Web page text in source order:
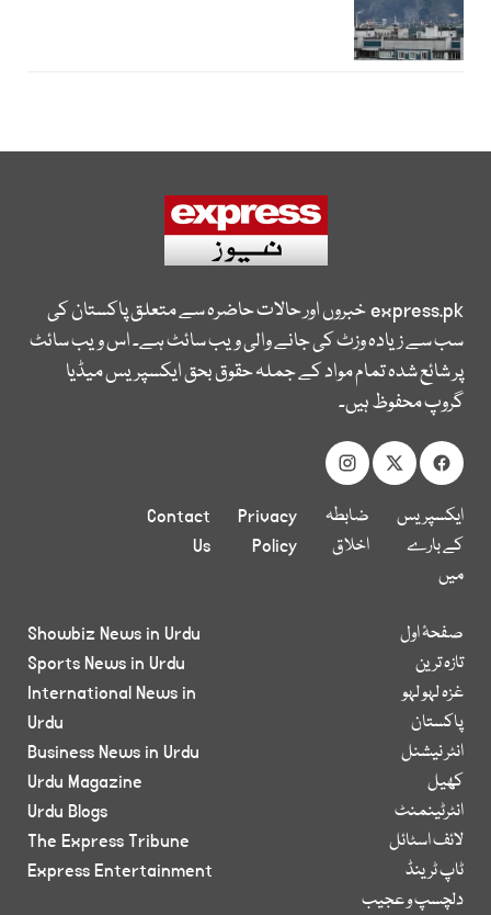
express.pkخبروں اور حالات حاضرہ سے متعلق پاکستان کی
سب سے زیادہ وزٹ کی جانے والی ویب سائٹ ہے۔ اس ویب سائٹ
پر شائع شدہ تمام مواد کے جملہ حقوق بحق ایکسپریس میڈیا
گروپ محفوظ ہیں۔
ایکسپریس
کے بارے
میں
ضابطہ
اخلاق
Privacy
Policy
Contact
Us
صفحۂ اول
تازہ ترین
غزہ لہو لہو
پاکستان
انٹر نیشنل
کھیل
انٹرٹینمنٹ
لائف اسٹائل
ٹاپ ٹرینڈ
دلچسپ و عجیب
Showbiz News in Urdu
Sports News in Urdu
International News in
Urdu
Business News in Urdu
Urdu Magazine
Urdu Blogs
The Express Tribune
Express Entertainment